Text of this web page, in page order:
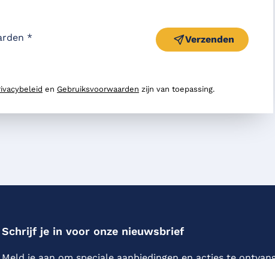
* Verzenden
en Gebruiksvoorwaarden zijn van toepassing.
Schrijf je in voor onze nieuwsbrief